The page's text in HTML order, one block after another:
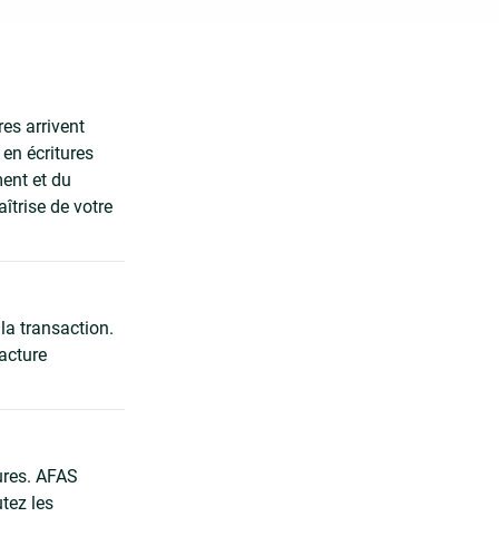
arrivent
écritures
et du
de votre
transaction.
AFAS
les